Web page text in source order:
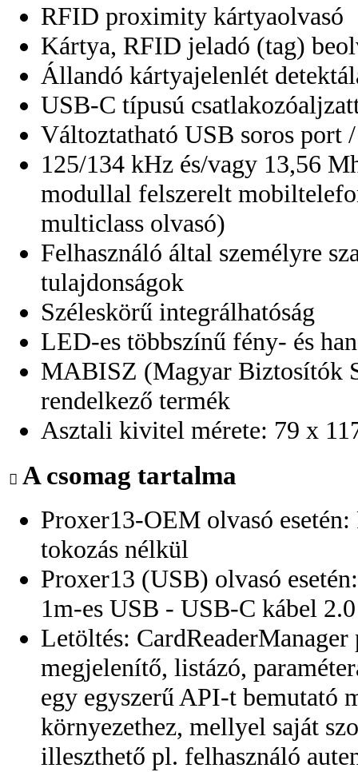
RFID proximity kártyaolvasó
Kártya, RFID jeladó (tag)
Állandó kártyajelenlét
USB-C típusú
Változtatható USB soros port
125/134 kHz és/vagy 13,56
modullal felszerelt
multiclass olvasó)
Felhasználó által személyre
tulajdonságok
Széleskörű integrálhatóság
LED-es többszínű fény- és
MABISZ (Magyar Biztosítók
rendelkező termék
Asztali kivitel mérete: 79 x
A csomag tartalma
Proxer13-OEM olvasó
tokozás nélkül
Proxer13 (USB) olvasó
1m-es USB - USB-C kábel 2.0
Letöltés:
megjelenítő, listázó,
egy egyszerű API-t bemutató
környezethez, mellyel saját
illeszthető pl. felhasználó